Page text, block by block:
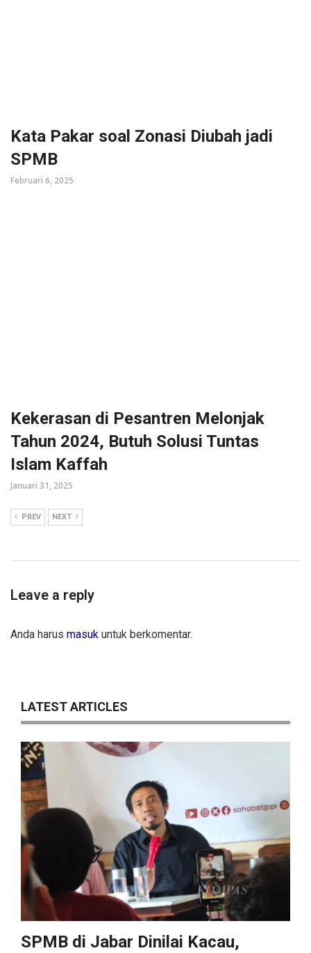
Kata Pakar soal Zonasi Diubah jadi
SPMB
Februari 6, 2025
Kekerasan di Pesantren Melonjak
Tahun 2024, Butuh Solusi Tuntas
Islam Kaffah
Januari 31, 2025
PREV NEXT
Leave a reply
Anda harus masuk untuk berkomentar.
LATEST ARTICLES
SPMB di Jabar Dinilai Kacau,